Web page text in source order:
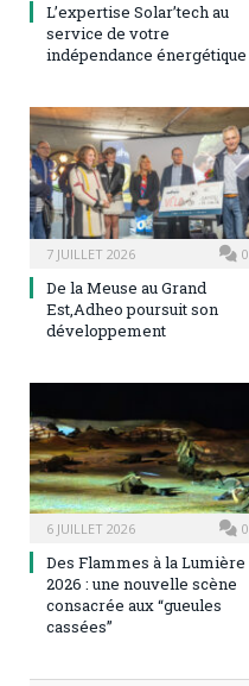
L’expertise Solar’tech au
service de votre
indépendance énergétique
7 JUILLET 2026 0
De la Meuse au Grand
Est,Adheo poursuit son
développement
6 JUILLET 2026 0
Des Flammes à la Lumière
2026 : une nouvelle scène
consacrée aux “gueules
cassées”